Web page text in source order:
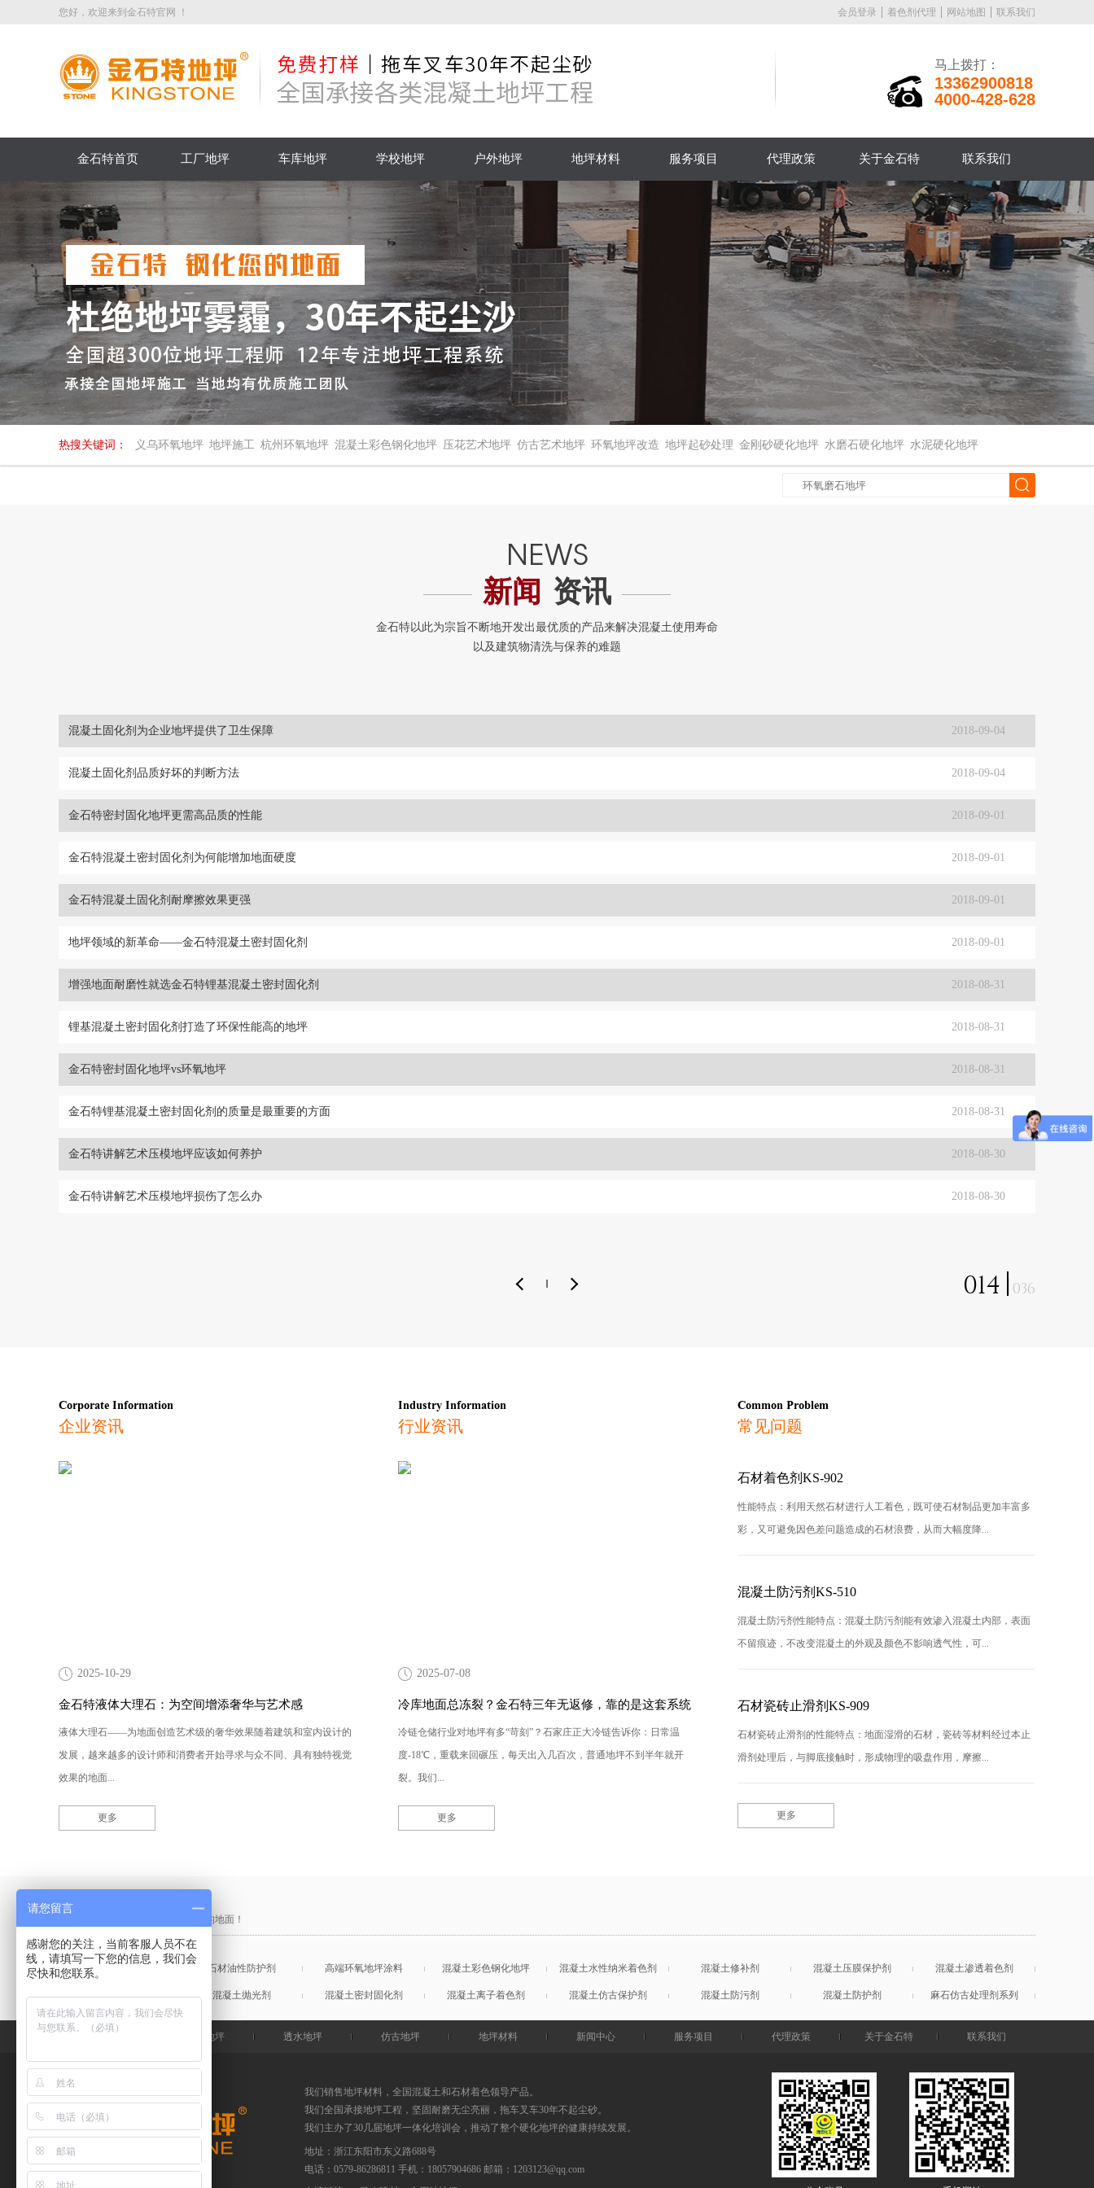
您好，欢迎来到金石特官网 ！ 会员登录 着色剂代理 网站地图 联系我们
马上拨打：
13362900818
4000-428-628
金石特首页 工厂地坪 车库地坪 学校地坪 户外地坪 地坪材料 服务项目 代理政策 关于金石特 联系我们
热搜关键词： 义乌环氧地坪 地坪施工 杭州环氧地坪 混凝土彩色钢化地坪 压花艺术地坪 仿古艺术地坪 环氧地坪改造 地坪起砂处理 金刚砂硬化地坪 水磨石硬化地坪 水泥硬化地坪
新闻 资讯
混凝土固化剂为企业地坪提供了卫生保障 2018-09-04
混凝土固化剂品质好坏的判断方法 2018-09-04
金石特密封固化地坪更需高品质的性能 2018-09-01
金石特混凝土密封固化剂为何能增加地面硬度 2018-09-01
金石特混凝土固化剂耐摩擦效果更强 2018-09-01
地坪领域的新革命——金石特混凝土密封固化剂 2018-09-01
增强地面耐磨性就选金石特锂基混凝土密封固化剂 2018-08-31
锂基混凝土密封固化剂打造了环保性能高的地坪 2018-08-31
金石特密封固化地坪vs环氧地坪 2018-08-31
金石特锂基混凝土密封固化剂的质量是最重要的方面 2018-08-31
金石特讲解艺术压模地坪应该如何养护 2018-08-30
金石特讲解艺术压模地坪损伤了怎么办 2018-08-30
014 036
Corporate Information
企业资讯
2025-10-29
金石特液体大理石：为空间增添奢华与艺术感
液体大理石——为地面创造艺术级的奢华效果随着建筑和室内设计的
发展，越来越多的设计师和消费者开始寻求与众不同、具有独特视觉
效果的地面...
更多
Industry Information
行业资讯
2025-07-08
冷库地面总冻裂？金石特三年无返修，靠的是这套系统
冷链仓储行业对地坪有多“苛刻”？石家庄正大冷链告诉你：日常温
度-18℃，重载来回碾压，每天出入几百次，普通地坪不到半年就开
裂。我们...
更多
Common Problem
常见问题
石材着色剂KS-902
性能特点：利用天然石材进行人工着色，既可使石材制品更加丰富多
彩，又可避免因色差问题造成的石材浪费，从而大幅度降...
混凝土防污剂KS-510
混凝土防污剂性能特点：混凝土防污剂能有效渗入混凝土内部，表面
不留痕迹，不改变混凝土的外观及颜色不影响透气性，可...
石材瓷砖止滑剂KS-909
石材瓷砖止滑剂的性能特点：地面湿滑的石材，瓷砖等材料经过本止
滑剂处理后，与脚底接触时，形成物理的吸盘作用，摩擦...
更多
产品采购直通车
做中国最硬的地坪，金石特钢化您的地面！
混凝土表面增强剂 石材油性防护剂 高端环氧地坪涂料 混凝土彩色钢化地坪 混凝土水性纳米着色剂 混凝土修补剂 混凝土压膜保护剂 混凝土渗透着色剂
混凝土润色剂 混凝土抛光剂 混凝土密封固化剂 混凝土离子着色剂 混凝土仿古保护剂 混凝土防污剂 混凝土防护剂 麻石仿古处理剂系列
钢化地坪 透水地坪 仿古地坪 地坪材料 新闻中心 服务项目 代理政策 关于金石特 联系我们
我们销售地坪材料，全国混凝土和石材着色领导产品。
我们全国承接地坪工程，坚固耐磨无尘亮丽，拖车叉车30年不起尘砂。
我们主办了30几届地坪一体化培训会，推动了整个硬化地坪的健康持续发展。
地址：浙江东阳市东义路688号
电话： 0579-86286811 手机：18057904686 邮箱： 1203123@qq.com
请您留言
感谢您的关注，当前客服人员不在
线，请填写一下您的信息，我们会
尽快和您联系。